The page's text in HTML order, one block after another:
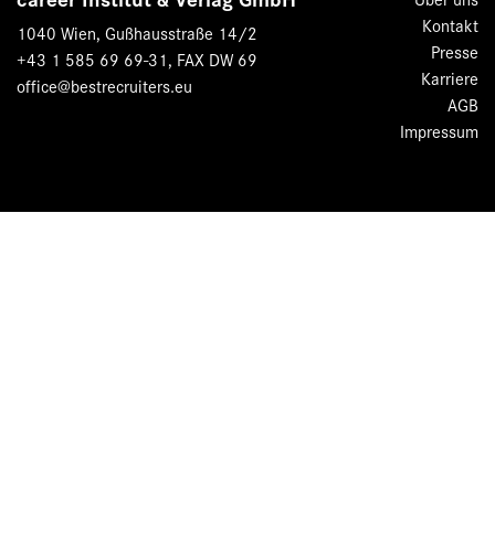
1040 Wien, Gußhausstraße 14/2
+43 1 585 69 69-31, FAX DW 69
office@bestrecruiters.eu
Kontakt
Presse
Karriere
AGB
Impressum